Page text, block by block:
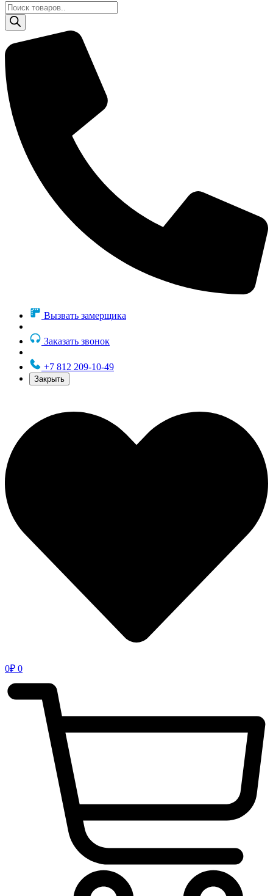
Поиск
товаров
Вызвать замерщика
Заказать звонок
+7 812 209-10-49
Закрыть
0₽ 0